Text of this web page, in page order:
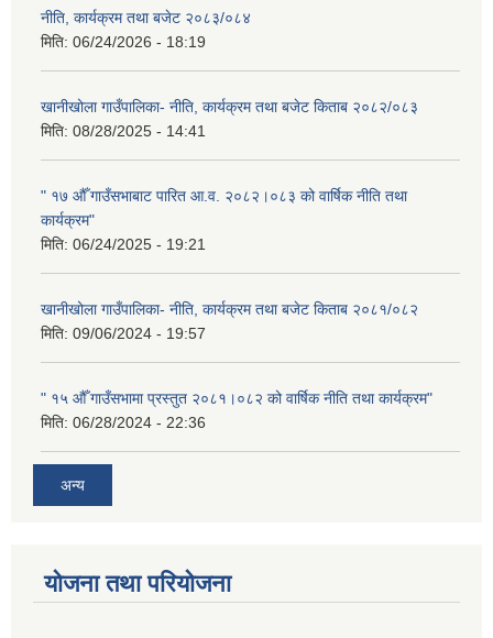
नीति, कार्यक्रम तथा बजेट २०८३/०८४
मिति: 06/24/2026 - 18:19
खानीखोला गाउँपालिका- नीति, कार्यक्रम तथा बजेट किताब २०८२/०८३
मिति: 08/28/2025 - 14:41
" १७ औँ गाउँसभाबाट पारित आ.व. २०८२।०८३ को वार्षिक नीति तथा
कार्यक्रम"
मिति: 06/24/2025 - 19:21
खानीखोला गाउँपालिका- नीति, कार्यक्रम तथा बजेट किताब २०८१/०८२
मिति: 09/06/2024 - 19:57
" १५ औँ गाउँसभामा प्रस्तुत २०८१।०८२ को वार्षिक नीति तथा कार्यक्रम"
मिति: 06/28/2024 - 22:36
अन्य
योजना तथा परियोजना